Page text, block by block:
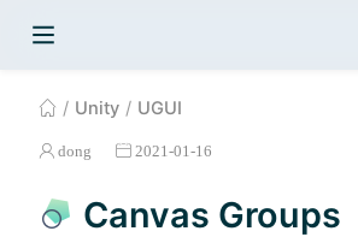
Unity UGUI
dong 2021-01-16
Canvas Groups